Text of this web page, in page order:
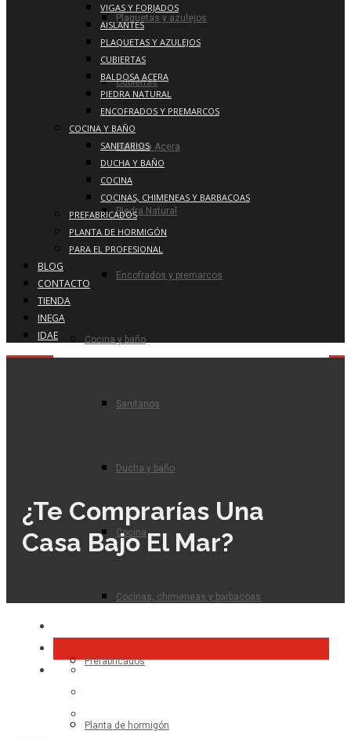
Plaquetas y azulejos
Cubiertas
Baldosa Acera
Piedra Natural
Encofrados y premarcos
Cocina y baño
Sanitarios
Ducha y baño
Cocina
Cocinas, chimeneas y barbacoas
Prefabricados
Planta de hormigón
VIGAS Y FORJADOS
AISLANTES
PLAQUETAS Y AZULEJOS
CUBIERTAS
BALDOSA ACERA
PIEDRA NATURAL
ENCOFRADOS Y PREMARCOS
COCINA Y BAÑO
SANITARIOS
DUCHA Y BAÑO
COCINA
COCINAS, CHIMENEAS Y BARBACOAS
PREFABRICADOS
PLANTA DE HORMIGÓN
PARA EL PROFESIONAL
BLOG
CONTACTO
TIENDA
INEGA
IDAE
¿Te Comprarías Una
Casa Bajo El Mar?